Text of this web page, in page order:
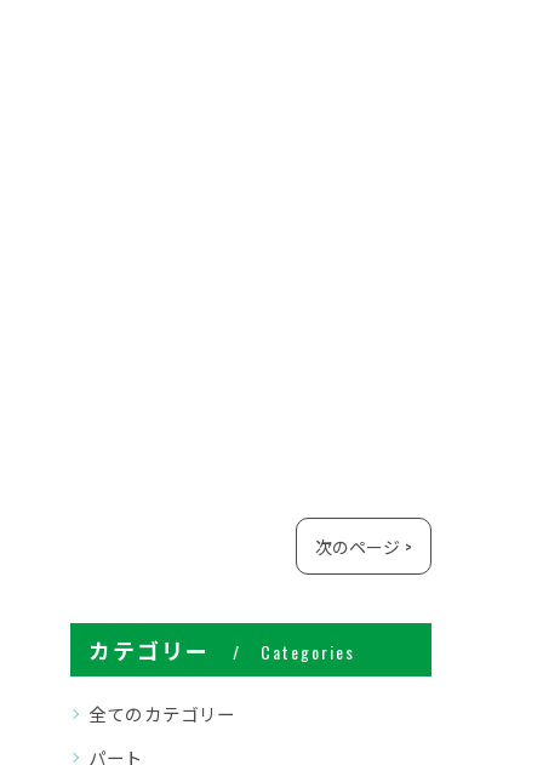
次のページ >
カテゴリー Categories
全てのカテゴリー
パート